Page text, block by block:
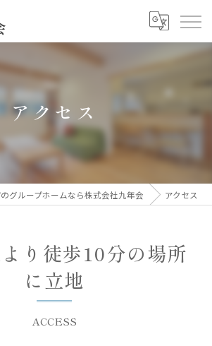
アクセス
グループホームなら株式会社九年会 アクセス
り徒歩10分の場所
に立地
ACCESS